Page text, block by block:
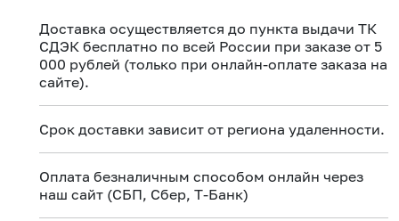
Доставка осуществляется до пункта выдачи ТК
СДЭК бесплатно по всей России при заказе от 5
000 рублей (только при онлайн-оплате заказа на
сайте).
Срок доставки зависит от региона удаленности.
Оплата безналичным способом онлайн через
наш сайт (СБП, Сбер, Т-Банк)